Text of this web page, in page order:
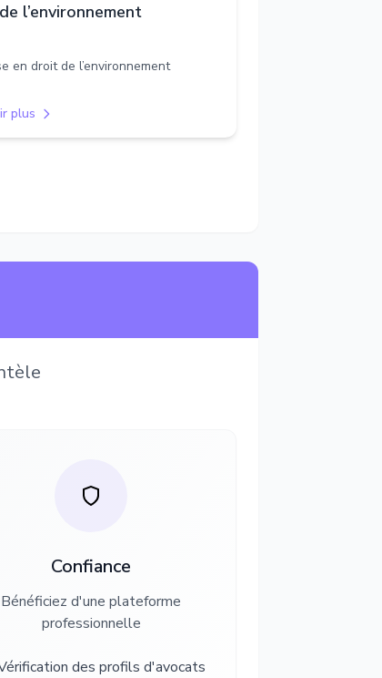
l’environnement
en droit de l’environnement
plus
Confiance
Bénéficiez d'une plateforme
professionnelle
des profils d'avocats